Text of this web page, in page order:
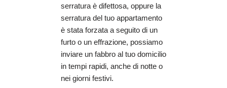
serratura è difettosa, oppure la
serratura del tuo appartamento
è stata forzata a seguito di un
furto o un effrazione, possiamo
inviare un fabbro al tuo domicilio
in tempi rapidi, anche di notte o
nei giorni festivi.